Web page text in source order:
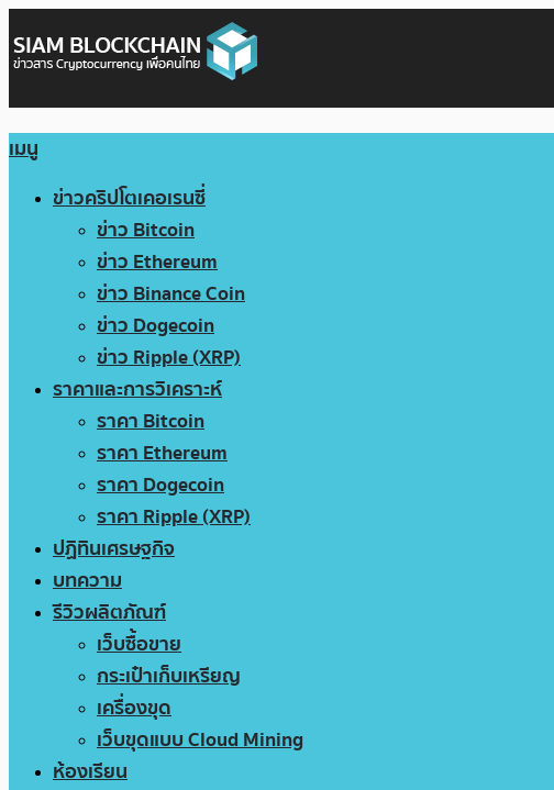
เมนู
ข่าวคริปโตเคอเรนซี่
ข่าว Bitcoin
ข่าว Ethereum
ข่าว Binance Coin
ข่าว Dogecoin
ข่าว Ripple (XRP)
ราคาและการวิเคราะห์
ราคา Bitcoin
ราคา Ethereum
ราคา Dogecoin
ราคา Ripple (XRP)
ปฏิทินเศรษฐกิจ
บทความ
รีวิวผลิตภัณฑ์
เว็บซื้อขาย
กระเป๋าเก็บเหรียญ
เครื่องขุด
เว็บขุดแบบ Cloud Mining
ห้องเรียน